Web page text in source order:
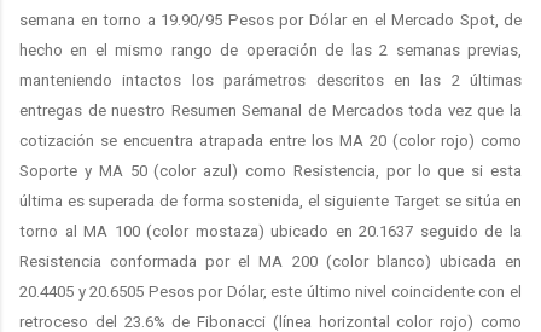
semana en torno a 19.90/95 Pesos por Dólar en el Mercado Spot, de
hecho en el mismo rango de operación de las 2 semanas previas,
manteniendo intactos los parámetros descritos en las 2 últimas
entregas de nuestro Resumen Semanal de Mercados toda vez que la
cotización se encuentra atrapada entre los MA 20 (color rojo) como
Soporte y MA 50 (color azul) como Resistencia, por lo que si esta
última es superada de forma sostenida, el siguiente Target se sitúa en
torno al MA 100 (color mostaza) ubicado en 20.1637 seguido de la
Resistencia conformada por el MA 200 (color blanco) ubicada en
20.4405 y 20.6505 Pesos por Dólar, este último nivel coincidente con el
retroceso del 23.6% de Fibonacci (línea horizontal color rojo) como